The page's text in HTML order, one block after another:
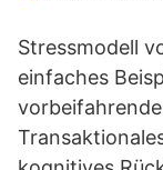
Stressmodell
einfaches